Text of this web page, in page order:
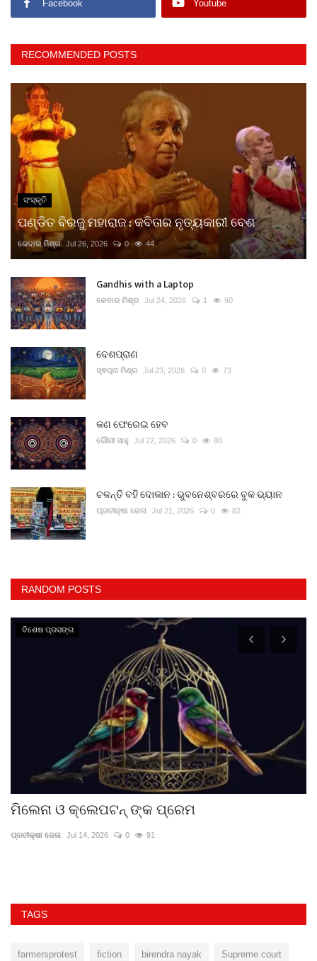
Facebook Youtube
RECOMMENDED POSTS
ସଂସ୍କୃତି
ପଣ୍ଡିତ ବିରଜୁ ମହାରାଜ : କବିତାର ନୃତ୍ୟକାରୀ ବେଶ
କେଦାର ମିଶ୍ର Jul 26, 2026 0 44
Gandhis with a Laptop
କେଦାର ମିଶ୍ର Jul 24, 2026 1 90
ଦେଶପ୍ରାଣ
ସ୍ଵପ୍ନା ମିଶ୍ର Jul 23, 2026 0 73
କଣ ଫେରେଇ ହେବ
ଗୌରୀ ସାହୁ Jul 22, 2026 0 80
ଚଳନ୍ତି ବହି ଦୋକାନ : ଭୁବନେଶ୍ବରରେ ବୁକ ଭ୍ୟାନ
ପ୍ରତୀକ୍ଷା ଜେନା Jul 21, 2026 0 82
RANDOM POSTS
ବିଶେଷ ପ୍ରସଙ୍ଗ
ମିଲେନା ଓ କ୍ଲେପଟନ୍ ଙ୍କ ପ୍ରେମ
ପ୍ରତୀକ୍ଷା ଜେନା Jul 14, 2026 0 91
TAGS
farmersprotest fiction birendra nayak Supreme court